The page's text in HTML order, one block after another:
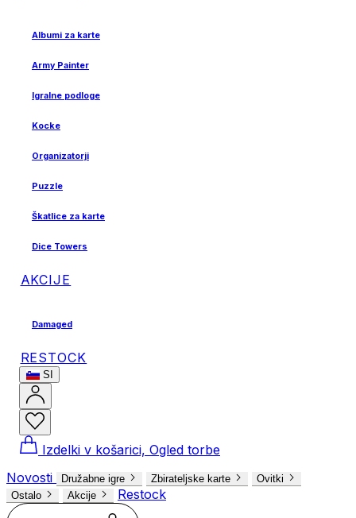
Albumi za karte
Army Painter
Igralne podloge
Kocke
Organizatorji
Puzzle
Škatlice za karte
Dice Towers
AKCIJE
Damaged
RESTOCK
SI
Izdelki v košarici, Ogled torbe
Novosti
Družabne igre Zbirateljske karte
Ovitki
Ostalo
Akcije Restock